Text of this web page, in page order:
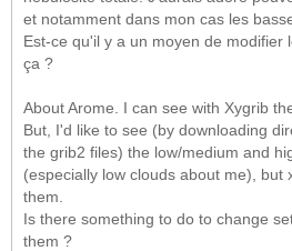
et notamment dans mon cas les
Est-ce qu'il y a un moyen de modifier
ça ?
About Arome. I can see with Xygrib
But, I'd like to see (by downloading
the grib2 files) the low/medium and
(especially low clouds about me), but
them.
Is there something to do to change
them ?